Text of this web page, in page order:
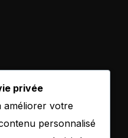
privée
améliorer votre
personnalisé